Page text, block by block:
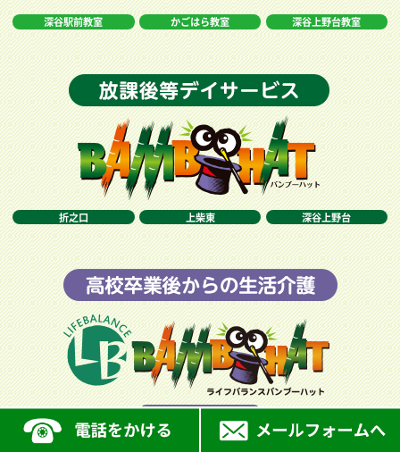
深谷駅前教室 かごはら教室 深谷上野台教室
折之口 上柴東 深谷上野台
折之口